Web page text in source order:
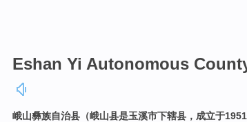
Eshan Yi Autonomous
峨山彝族自治县（峨山县是玉溪市下辖县，成立于